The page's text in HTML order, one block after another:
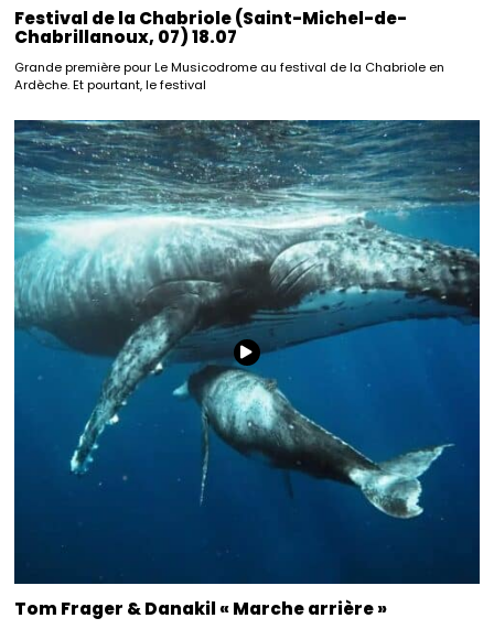
Festival de la Chabriole (Saint-Michel-de-
Chabrillanoux, 07) 18.07
Grande première pour Le Musicodrome au festival de la Chabriole en
Ardèche. Et pourtant, le festival
Tom Frager & Danakil « Marche arrière »